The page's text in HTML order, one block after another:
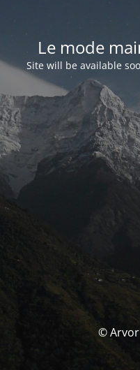
Le mode
Site will be available
© Arvor